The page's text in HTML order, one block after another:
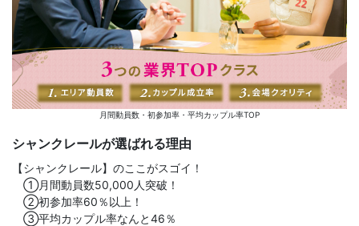
月間動員数・初参加率・平均カップル率TOP
シャンクレールが選ばれる理由
【シャンクレール】のここがスゴイ！
①月間動員数50,000人突破！
②初参加率60％以上！
③平均カップル率なんと46％